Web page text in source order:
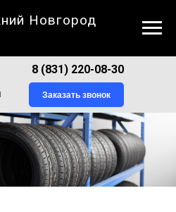
Новгород
8 (831) 220-08-30
Заказать звонок